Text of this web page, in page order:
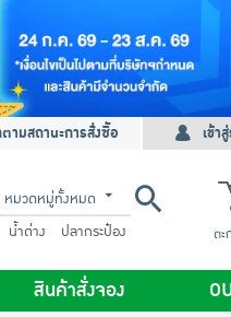
ามสถานะการสั่งซื้อ เข้า
หมวดหมู่ทั้งหมด
น้ำด่าง ปลากระป๋อง ตะ
สินค้าสั่งจอง